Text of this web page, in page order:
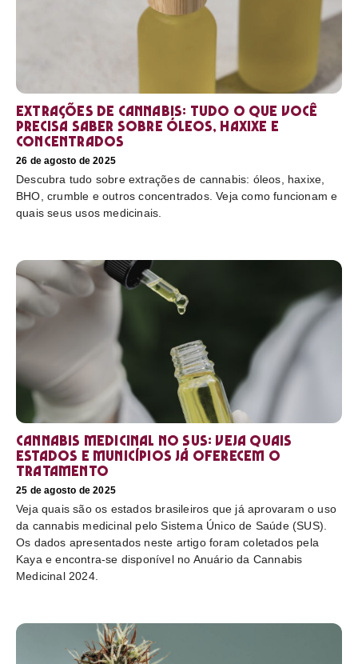
Extrações de cannabis: tudo o que você
precisa saber sobre óleos, haxixe e
concentrados
26 de agosto de 2025
Descubra tudo sobre extrações de cannabis: óleos, haxixe,
BHO, crumble e outros concentrados. Veja como funcionam e
quais seus usos medicinais.
Cannabis medicinal no SUS: veja quais
estados e municípios já oferecem o
tratamento
25 de agosto de 2025
Veja quais são os estados brasileiros que já aprovaram o uso
da cannabis medicinal pelo Sistema Único de Saúde (SUS).
Os dados apresentados neste artigo foram coletados pela
Kaya e encontra-se disponível no Anuário da Cannabis
Medicinal 2024.